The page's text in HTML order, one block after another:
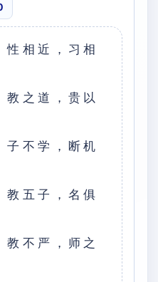
性相近，习相
教之道，贵以
子不学，断机
教五子，名俱
教不严，师之